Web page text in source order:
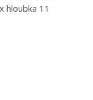
hloubka 11